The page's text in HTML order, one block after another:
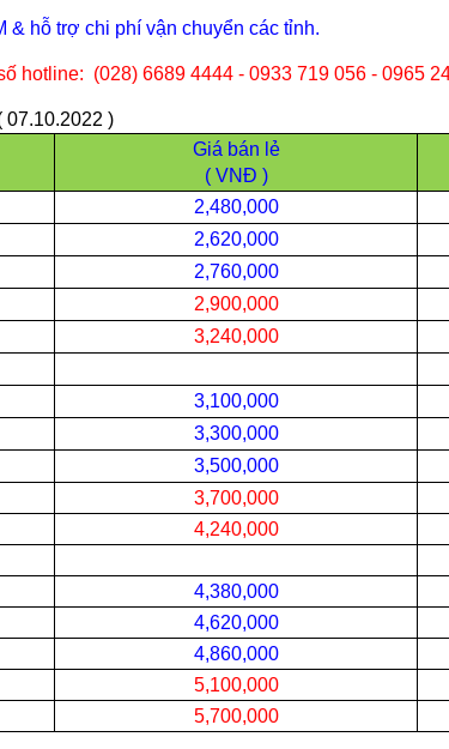
& hỗ trợ chi phí vận chuyển các tỉnh.
hotline: (028) 6689 4444 - 0933 719 056 - 0965
07.10.2022 )
Giá bán lẻ
( VNĐ )
2,480,000
2,620,000
2,760,000
2,900,000
3,240,000
3,100,000
3,300,000
3,500,000
3,700,000
4,240,000
4,380,000
4,620,000
4,860,000
5,100,000
5,700,000